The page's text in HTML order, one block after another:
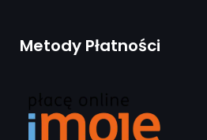
Metody Płatności